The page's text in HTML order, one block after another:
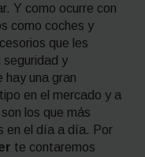
Y como ocurre con
como coches y
que les
seguridad y
hay una gran
en el mercado y a
los que más
en el día a día. Por
te contaremos